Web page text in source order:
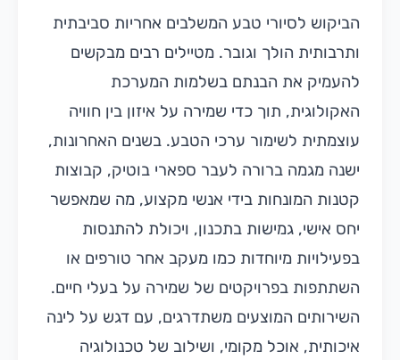
הביקוש לסיורי טבע המשלבים אחריות סביבתית
ותרבותית הולך וגובר. מטיילים רבים מבקשים
להעמיק את הבנתם בשלמות המערכת
האקולוגית, תוך כדי שמירה על איזון בין חוויה
עוצמתית לשימור ערכי הטבע. בשנים האחרונות,
ישנה מגמה ברורה לעבר ספארי בוטיק, קבוצות
קטנות המונחות בידי אנשי מקצוע, מה שמאפשר
יחס אישי, גמישות בתכנון, ויכולת להתנסות
בפעילויות מיוחדות כמו מעקב אחר טורפים או
השתתפות בפרויקטים של שמירה על בעלי חיים.
השירותים המוצעים משתדרגים, עם דגש על לינה
איכותית, אוכל מקומי, ושילוב של טכנולוגיה